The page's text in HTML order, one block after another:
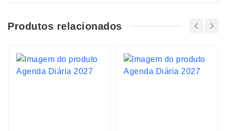
Produtos relacionados